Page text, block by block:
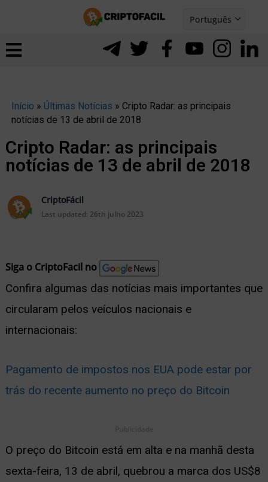
Português
Español
Início » Últimas Notícias » Cripto Radar: as principais
notícias de 13 de abril de 2018
Cripto Radar: as principais
notícias de 13 de abril de 2018
CriptoFácil
Last updated: 26th julho 2023
Siga o CriptoFacil no
Confira algumas das notícias mais importantes que
circularam pelos veículos nacionais e
internacionais:
Pagamento de impostos nos EUA pode estar por
trás do recente aumento no preço do Bitcoin
Publicidade
O preço do Bitcoin está em alta e na manhã desta
sexta-feira, 13 de abril, quebrou a marca dos US$8